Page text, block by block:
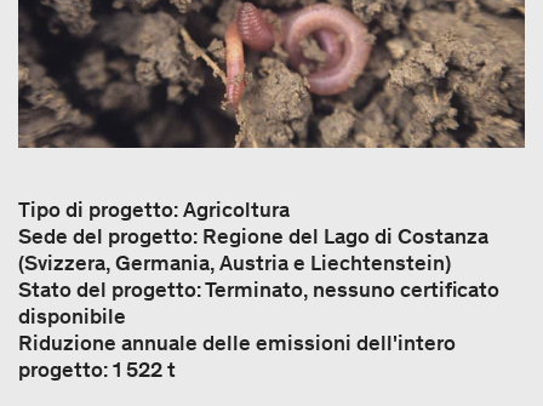
Tipo di progetto: Agricoltura
Sede del progetto: Regione del Lago di Costanza
(Svizzera, Germania, Austria e Liechtenstein)
Stato del progetto: Terminato, nessuno certificato
disponibile
Riduzione annuale delle emissioni dell'intero
progetto: 1 522 t